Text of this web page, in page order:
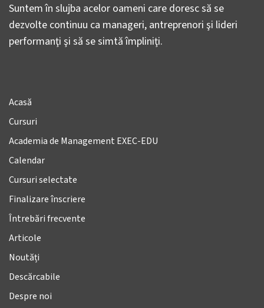
Suntem în slujba acelor oameni care doresc să se
dezvolte continuu ca manageri, antreprenori şi lideri
performanţi şi să se simtă împliniţi.
Acasă
Cursuri
Academia de Management EXEC-EDU
Calendar
Cursuri selectate
Finalizare înscriere
Întrebări frecvente
Articole
Noutăți
Descărcabile
Despre noi